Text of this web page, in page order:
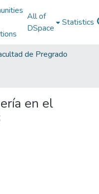
All of
DSpace
Statistics
de Pregrado
en el